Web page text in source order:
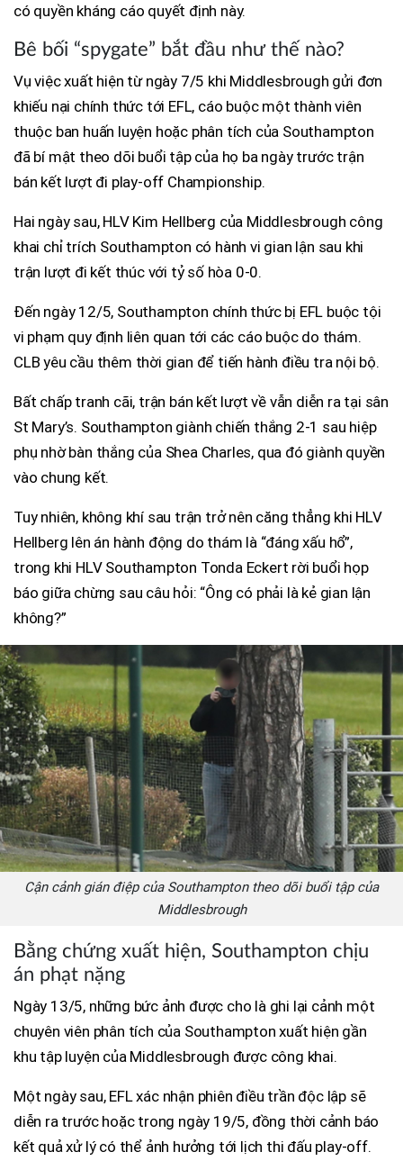
có quyền kháng cáo quyết định này.
Bê bối “spygate” bắt đầu như thế nào?
Vụ việc xuất hiện từ ngày 7/5 khi Middlesbrough gửi đơn
khiếu nại chính thức tới EFL, cáo buộc một thành viên
thuộc ban huấn luyện hoặc phân tích của Southampton
đã bí mật theo dõi buổi tập của họ ba ngày trước trận
bán kết lượt đi play-off Championship.
Hai ngày sau, HLV Kim Hellberg của Middlesbrough công
khai chỉ trích Southampton có hành vi gian lận sau khi
trận lượt đi kết thúc với tỷ số hòa 0-0.
Đến ngày 12/5, Southampton chính thức bị EFL buộc tội
vi phạm quy định liên quan tới các cáo buộc do thám.
CLB yêu cầu thêm thời gian để tiến hành điều tra nội bộ.
Bất chấp tranh cãi, trận bán kết lượt về vẫn diễn ra tại sân
St Mary’s. Southampton giành chiến thắng 2-1 sau hiệp
phụ nhờ bàn thắng của Shea Charles, qua đó giành quyền
vào chung kết.
Tuy nhiên, không khí sau trận trở nên căng thẳng khi HLV
Hellberg lên án hành động do thám là “đáng xấu hổ”,
trong khi HLV Southampton Tonda Eckert rời buổi họp
báo giữa chừng sau câu hỏi: “Ông có phải là kẻ gian lận
không?”
Cận cảnh gián điệp của Southampton theo dõi buổi tập của
Middlesbrough
Bằng chứng xuất hiện, Southampton chịu
án phạt nặng
Ngày 13/5, những bức ảnh được cho là ghi lại cảnh một
chuyên viên phân tích của Southampton xuất hiện gần
khu tập luyện của Middlesbrough được công khai.
Một ngày sau, EFL xác nhận phiên điều trần độc lập sẽ
diễn ra trước hoặc trong ngày 19/5, đồng thời cảnh báo
kết quả xử lý có thể ảnh hưởng tới lịch thi đấu play-off.